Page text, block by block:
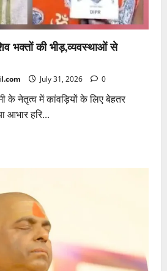
भक्तों की भीड़,व्यवस्थाओं से
July 31, 2026 0
के नेतृत्व में कांवड़ियों के लिए बेहतर
आभार हरि...